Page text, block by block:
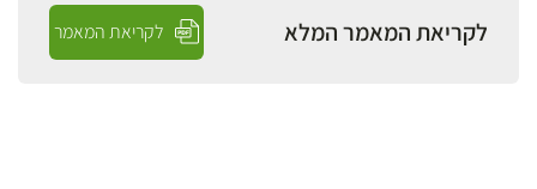
לקריאת המאמר המלא לקריאת המאמר